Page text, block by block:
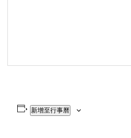
新增至行事曆